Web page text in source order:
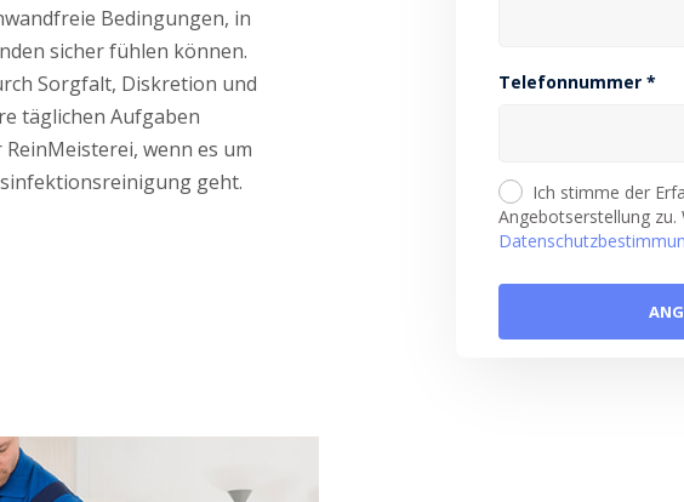
Bedingungen, in
sicher fühlen können.
Sorgfalt, Diskretion und
täglichen Aufgaben
wenn es um
geht.
Telefonnummer *
Ich stimme der
Angebotserstellung